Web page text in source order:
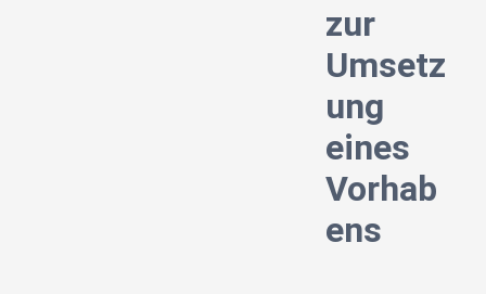
zur
Umsetz
ung
eines
Vorhab
ens